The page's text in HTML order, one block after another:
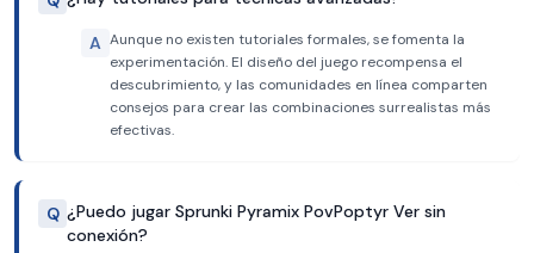
A Aunque no existen tutoriales formales, se fomenta la
experimentación. El diseño del juego recompensa el
descubrimiento, y las comunidades en línea comparten
consejos para crear las combinaciones surrealistas más
efectivas.
Q ¿Puedo jugar Sprunki Pyramix PovPoptyr Ver sin
conexión?